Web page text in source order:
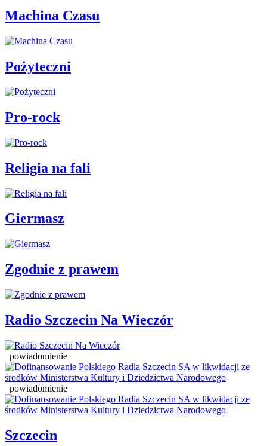
Machina Czasu
Pożyteczni
Pro-rock
Religia na fali
Giermasz
Zgodnie z prawem
Radio Szczecin Na Wieczór
powiadomienie
powiadomienie
Szczecin